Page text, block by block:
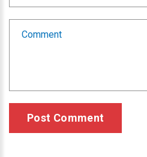
Post Comment